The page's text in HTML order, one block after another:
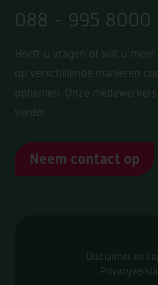
088 - 995 8000
Heeft u vragen of wilt u
op verschillende manieren
opnemen. Onze
verder.
Neem contact op
Disclaimer en